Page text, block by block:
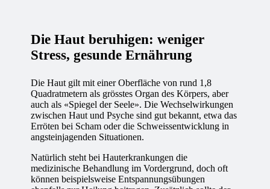
Die Haut beruhigen: weniger
Stress, gesunde Ernährung
Die Haut gilt mit einer Oberfläche von rund 1,8
Quadratmetern als grösstes Organ des Körpers, aber
auch als «Spiegel der Seele». Die Wechselwirkungen
zwischen Haut und Psyche sind gut bekannt, etwa das
Erröten bei Scham oder die Schweissentwicklung in
angsteinjagenden Situationen.
Natürlich steht bei Hauterkrankungen die
medizinische Behandlung im Vordergrund, doch oft
können beispielsweise Entspannungsübungen